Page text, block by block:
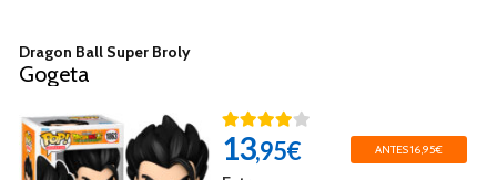
Dragon Ball Super Broly
Gogeta
13,95€ ANTES 16,95€